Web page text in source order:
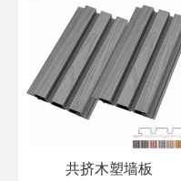
共挤木塑墙板